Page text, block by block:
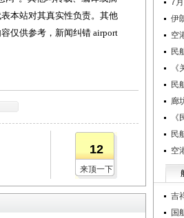
本站对其真实性负责。其他
仅供参考，新闻纠错 airport
12
来顶一下
7
伊
空
民
民
廊
民
空
吉
国